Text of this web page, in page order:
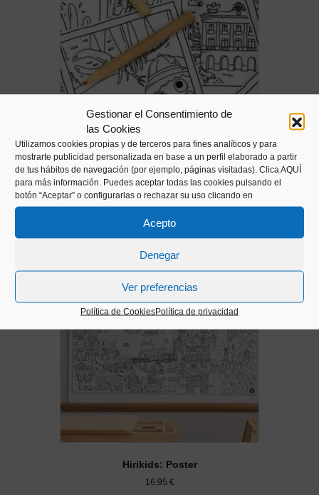
Gestionar el Consentimiento de
las Cookies
Utilizamos cookies propias y de terceros para fines analíticos y para
mostrarte publicidad personalizada en base a un perfil elaborado a partir
de tus hábitos de navegación (por ejemplo, páginas visitadas). Clica AQUÍ
para más información. Puedes aceptar todas las cookies pulsando el
botón “Aceptar” o configurarlas o rechazar su uso clicando en
Acepto
Denegar
Ver preferencias
Política de CookiesPolítica de privacidad
Hirikids: City pictures
10,95€
Hirikids: Poster
16,95 €